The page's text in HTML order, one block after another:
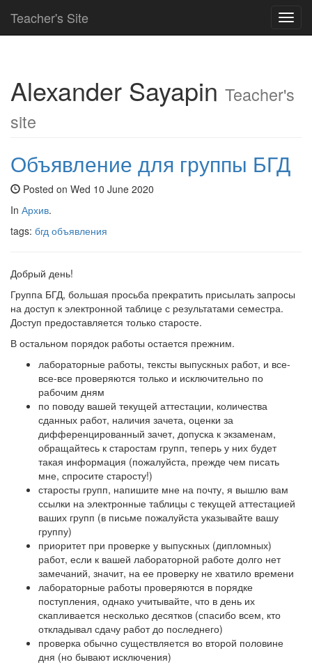
Teacher's Site
Alexander Sayapin Teacher's
site
Объявление для группы БГД
Posted on Wed 10 June 2020
In Архив.
tags: бгд объявления
Добрый день!
Группа БГД, большая просьба прекратить присылать запросы
на доступ к электронной таблице с результатами семестра.
Доступ предоставляется только старосте.
В остальном порядок работы остается прежним.
лабораторные работы, тексты выпускных работ, и все-
все-все проверяются только и исключительно по
рабочим дням
по поводу вашей текущей аттестации, количества
сданных работ, наличия зачета, оценки за
дифференцированный зачет, допуска к экзаменам,
обращайтесь к старостам групп, теперь у них будет
такая информация (пожалуйста, прежде чем писать
мне, спросите старосту!)
старосты групп, напишите мне на почту, я вышлю вам
ссылки на электронные таблицы с текущей аттестацией
ваших групп (в письме пожалуйста указывайте вашу
группу)
приоритет при проверке у выпускных (дипломных)
работ, если к вашей лабораторной работе долго нет
замечаний, значит, на ее проверку не хватило времени
лабораторные работы проверяются в порядке
поступления, однако учитывайте, что в день их
скапливается несколько десятков (спасибо всем, кто
откладывал сдачу работ до последнего)
проверка обычно существляется во второй половине
дня (но бывают исключения)